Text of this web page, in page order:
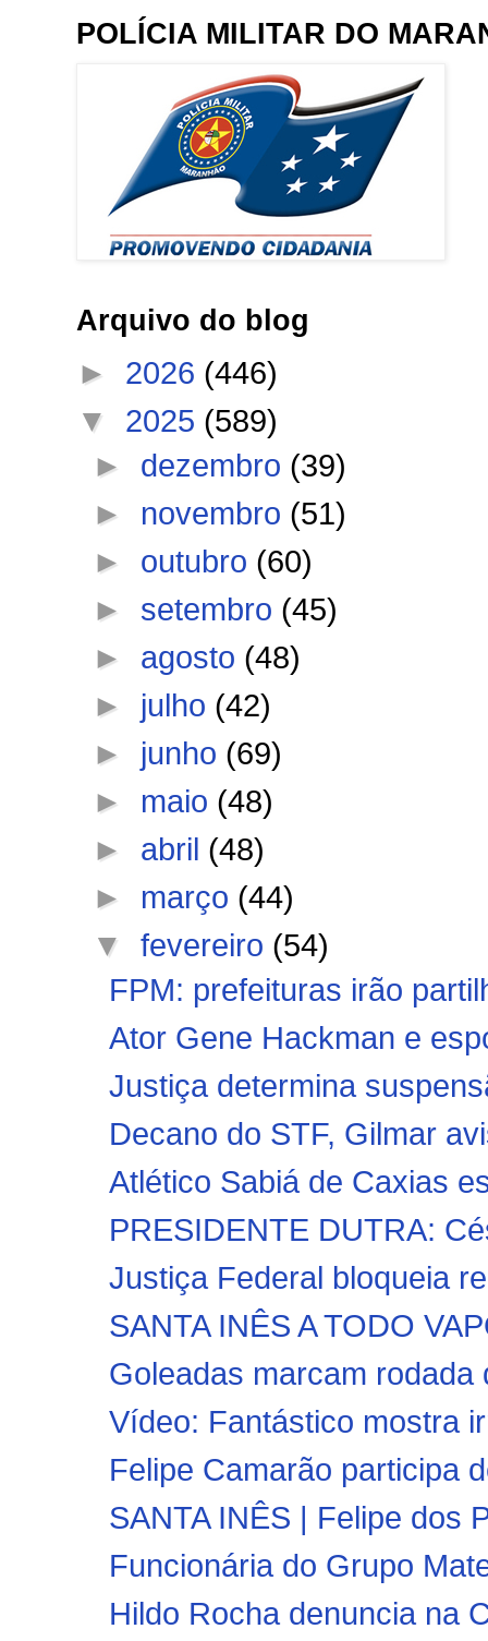
POLÍCIA MILITAR DO
Arquivo do blog
► 2026 (446)
▼ 2025 (589)
► dezembro (39)
► novembro (51)
► outubro (60)
► setembro (45)
► agosto (48)
► julho (42)
► junho (69)
► maio (48)
► abril (48)
► março (44)
▼fevereiro (54)
FPM: prefeituras irão
Ator Gene Hackman e
Justiça determina
Decano do STF, Gilmar
Atlético Sabiá de Caxias
PRESIDENTE DUTRA:
Justiça Federal bloqueia
SANTA INÊS A TODO
Goleadas marcam
Vídeo: Fantástico mostra
Felipe Camarão participa
SANTA INÊS | Felipe dos
Funcionária do Grupo
Hildo Rocha denuncia na